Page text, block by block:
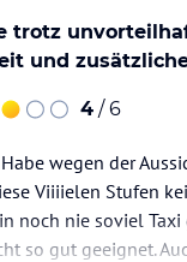
trotz
und
4 / 6
wegen der
Viiiielen Stufen
noch nie soviel Taxi
so gut geeignet.